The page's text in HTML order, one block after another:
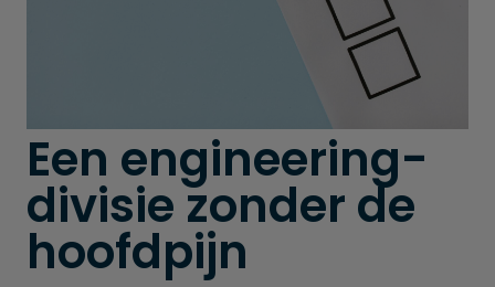
Een engineering­
divisie zonder de
hoofdpijn